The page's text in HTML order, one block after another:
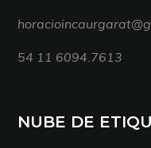
54 11 6094.7613
NUBE DE